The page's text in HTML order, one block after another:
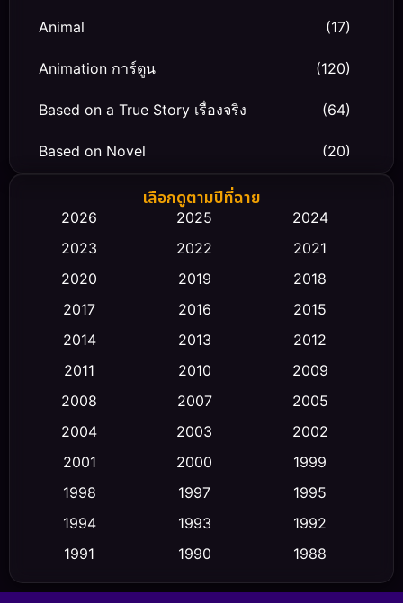
Animal (17)
Animation การ์ตูน (120)
Based on a True Story เรื่องจริง (64)
Based on Novel (20)
Biography ชีวิตจริง
Classic หนังคลาสสิก (23)
Comedy ตลก (470)
Conspiracy
Crime อาชญากรรม (352)
Culture (23)
Dance เต้น
เลือกดูตามปีที่ฉาย
2026 2025
2024
2023
2022
2021
2020
2019
2018
2017
2016
2015
2014
2013
2012
2011
2010
2009
2008
2007
2005
2004
2003
2002
2001
2000
1999
1998
1997
1995
1994
1993
1992
1991
1990
1988
1986
1985
1983